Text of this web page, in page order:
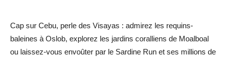
Cap sur Cebu, perle des Visayas : admirez les requins-
baleines à Oslob, explorez les jardins coralliens de Moalboal
ou laissez-vous envoûter par le Sardine Run et ses millions de